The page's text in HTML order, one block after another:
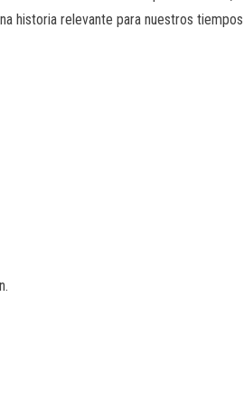
historia relevante para nuestros